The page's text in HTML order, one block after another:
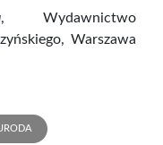
, Wydawnictwo
Warszawa